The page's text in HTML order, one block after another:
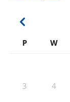
P W
3 4